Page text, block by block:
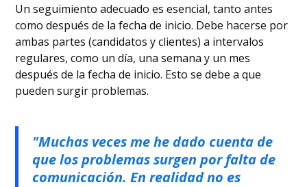
Un seguimiento adecuado es esencial, tanto antes
como después de la fecha de inicio. Debe hacerse por
ambas partes (candidatos y clientes) a intervalos
regulares, como un día, una semana y un mes
después de la fecha de inicio. Esto se debe a que
pueden surgir problemas.
"Muchas veces me he dado cuenta de
que los problemas surgen por falta de
comunicación. En realidad no es